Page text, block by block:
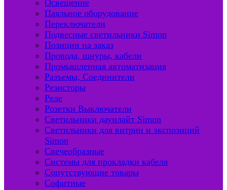
Освещение
Паяльное оборудование
Переключатели
Подвесные светильники Simon
Позиции на заказ
Провода, шнуры, кабели
Промышленная автоматизация
Разъемы, Соединители
Резисторы
Реле
Розетки Выключатели
Светильники даунлайт Simon
Светильники для витрин и экспозиций
Simon
Свечеобразные
Системы для прокладки кабеля
Сопутствующие товары
Софитные